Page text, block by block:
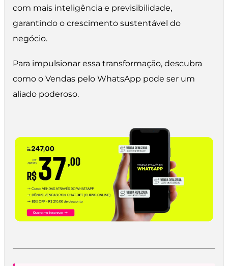
com mais inteligência e previsibilidade,
garantindo o crescimento sustentável do
negócio.
Para impulsionar essa transformação, descubra
como o Vendas pelo WhatsApp pode ser um
aliado poderoso.